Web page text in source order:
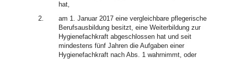
hat,
2.
am 1. Januar 2017 eine vergleichbare pflegerische
Berufsausbildung besitzt, eine Weiterbildung zur
Hygienefachkraft abgeschlossen hat und seit
mindestens fünf Jahren die Aufgaben einer
Hygienefachkraft nach Abs. 1 wahrnimmt, oder